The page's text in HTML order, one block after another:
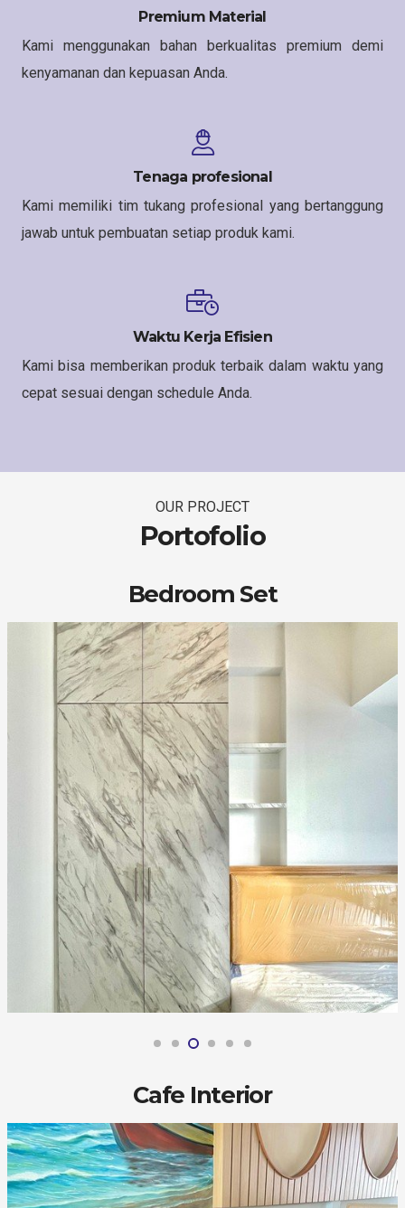
Premium Material
Kami menggunakan bahan berkualitas premium demi
kenyamanan dan kepuasan Anda.
Tenaga profesional
Kami memiliki tim tukang profesional yang bertanggung
jawab untuk pembuatan setiap produk kami.
Waktu Kerja Efisien
Kami bisa memberikan produk terbaik dalam waktu yang
cepat sesuai dengan schedule Anda.
OUR PROJECT
Portofolio
Bedroom Set
Cafe Interior